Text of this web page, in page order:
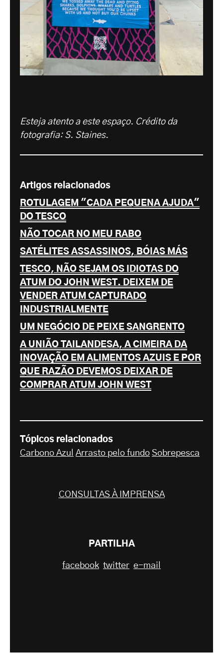
Esteja atento a este espaço. Crédito da
fotografia: S. Staines.
Artigos relacionados
ROTULAGEM "CADA PEQUENA AJUDA"
DO TESCO
NÃO TOCAR NO MEU RABO
SATÉLITES ASSASSINOS, BÓIAS MÁS
TESCO, NÃO SEJAM OS IDIOTAS DO
ATUM DO JOHN WEST. DEIXEM DE
VENDER ATUM CAPTURADO
INDUSTRIALMENTE
UM NEGÓCIO DE PEIXE SANGRENTO
A UNIÃO TAILANDESA, A CIMEIRA DA
INOVAÇÃO EM ALIMENTOS AZUIS E POR
QUE RAZÃO DEVEMOS DEIXAR DE
COMPRAR ATUM JOHN WEST
Tópicos relacionados
Carbono Azul Arrasto pelo fundo Sobrepesca
CONSULTAS À IMPRENSA
PARTILHA
facebook twitter e-mail